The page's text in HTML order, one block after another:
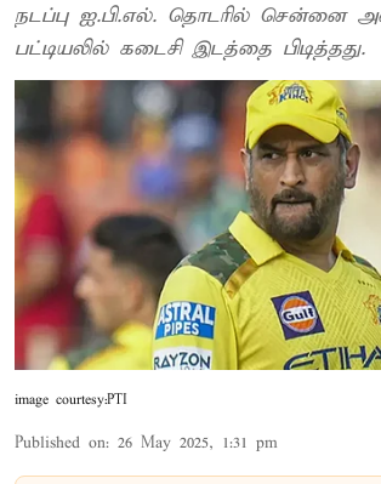
நடப்பு ஐ.பி.எல். தொடரில் சென்னை
பட்டியலில் கடைசி இடத்தை பிடித்தது.
image courtesy:PTI
Published on: 26 May 2025, 1:31 pm